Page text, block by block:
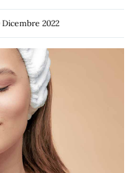
Dicembre 2022